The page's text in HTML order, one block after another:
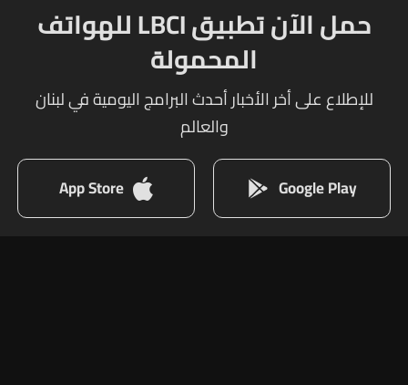
حمل الآن تطبيق LBCI للهواتف
المحمولة
للإطلاع على أخر الأخبار أحدث البرامج اليومية في لبنان
والعالم
Google Play
App Store